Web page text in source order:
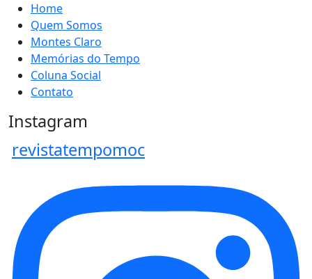
Home
Quem Somos
Montes Claro
Memórias do Tempo
Coluna Social
Contato
Instagram
revistatempomoc